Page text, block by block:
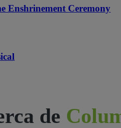
Enshrinement Ceremony
de